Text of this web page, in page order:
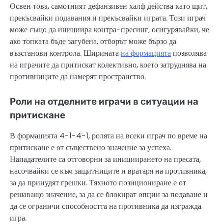
Освен това, самотният дефанзивен халф действа като щит,
прекъсвайки подавания и прекъсвайки играта. Този играч
може също да инициира контра-пресинг, осигурявайки, че
ако топката бъде загубена, отборът може бързо да
възстанови контрола. Ширинатана формациятапозволява
на играчите да притискат колективно, което затруднява на
противниците да намерят пространство.
Роли на отделните играчи в ситуации на
притискане
В формацията 4-1-4-1, ролята на всеки играч по време на
притискане е от съществено значение за успеха.
Нападателите са отговорни за инициирането на пресата,
насочвайки се към защитниците и вратаря на противника,
за да принудят грешки. Тяхното позициониране е от
решаващо значение, за да се блокират опции за подаване и
да се ограничи способността на противника да изгражда
игра.